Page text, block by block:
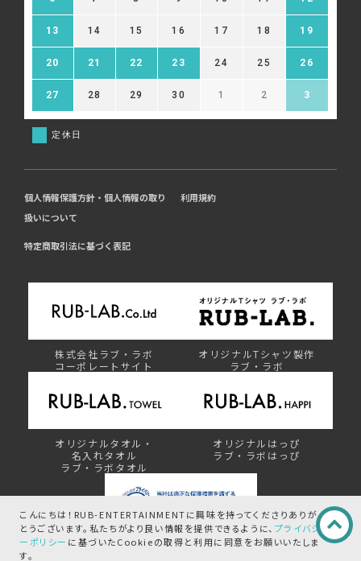
こんにちは！RUB-ENTERTAINMENTに興味を持ってくださりありが
とうございます。 私たちがより良い情報を提供できるように、 プライバシ
ーポリシー に基づいたCookieの取得と利用に同意をお願いいたしま
す。
13 14 15 16 17 18 19
20 21 22 23 24 25 26
27 28 29 30 1 2 3
定休日
個人情報保護方針・個人情報の取り
扱いについて
利用規約
特定商取引法に基づく表記
株式会社ラブ・ラボ
コーポレートサイト
オリジナルTシャツ製作
ラブ・ラボ
オリジナルタオル・
名入れタオル
ラブ・ラボタオル
オリジナルはっぴ
ラブ・ラボはっぴ
プライバシーマーク制度